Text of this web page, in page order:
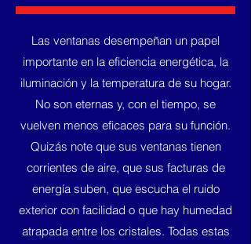
Las ventanas desempeñan un papel
importante en la eficiencia energética, la
iluminación y la temperatura de su hogar.
No son eternas y, con el tiempo, se
vuelven menos eficaces para su función.
Quizás note que sus ventanas tienen
corrientes de aire, que sus facturas de
energía suben, que escucha el ruido
exterior con facilidad o que hay humedad
atrapada entre los cristales. Todas estas